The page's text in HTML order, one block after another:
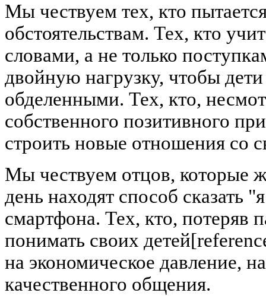
Мы чествуем тех, кто
обстоятельствам. Тех, кто
словами, а не только
двойную нагрузку, чтобы
обделенными. Тех, кто,
собственного позитивного
строить новые отношения со
Мы чествуем отцов, которые
день находят способ сказать
смартфона. Тех, кто, потеряв
понимать своих
на экономическое давление,
качественного общения.